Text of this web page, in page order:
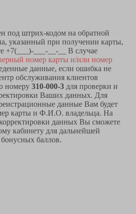
под штрих-кодом на обратной
указанный при получении карты,
+7(___)-___-__-__ В случае
номер карты и/или номер
данные, если ошибка не
обслуживания клиентов
номеру 310-000-3 для проверки и
Ваших данных. Для
данные Вам будет
карты и Ф.И.О. владельца. На
данных Вы сможете
кабинету для дальнейшей
баллов.